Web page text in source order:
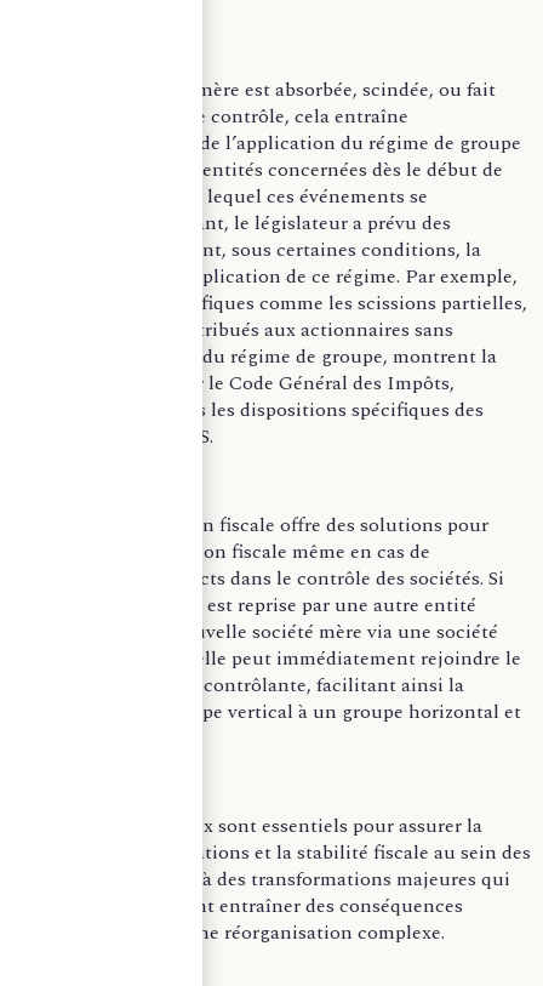
Lorsqu’une société mère est absorbée, scindée, ou fait
l’objet d’une prise de contrôle, cela entraîne
généralement la fin de l’application du régime de groupe
pour l’ensemble des entités concernées dès le début de
l’exercice fiscal dans lequel ces événements se
produisent. Cependant, le législateur a prévu des
exceptions permettant, sous certaines conditions, la
continuation de l’application de ce régime. Par exemple,
des opérations spécifiques comme les scissions partielles,
où des titres sont attribués aux actionnaires sans
entraîner la rupture du régime de groupe, montrent la
flexibilité offerte par le Code Général des Impôts,
notamment à travers les dispositions spécifiques des
articles 223 L et 223 S.
De plus, la législation fiscale offre des solutions pour
maintenir l’intégration fiscale même en cas de
changements indirects dans le contrôle des sociétés. Si
une société intégrée est reprise par une autre entité
agissant comme nouvelle société mère via une société
établie à l’étranger, elle peut immédiatement rejoindre le
groupe de la société contrôlante, facilitant ainsi la
transition d’un groupe vertical à un groupe horizontal et
Ces dispositifs légaux sont essentiels pour assurer la
continuité des opérations et la stabilité fiscale au sein des
groupes, même face à des transformations majeures qui
pourraient autrement entraîner des conséquences
fiscales lourdes et une réorganisation complexe.